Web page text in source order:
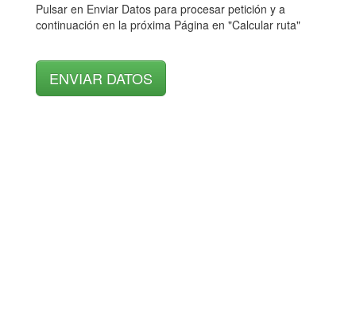
Pulsar en Enviar Datos para procesar petición y a
continuación en la próxima Página en "Calcular ruta"